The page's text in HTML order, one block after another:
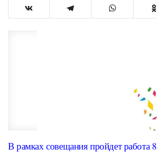
В рамках совещания пройдет работа 8